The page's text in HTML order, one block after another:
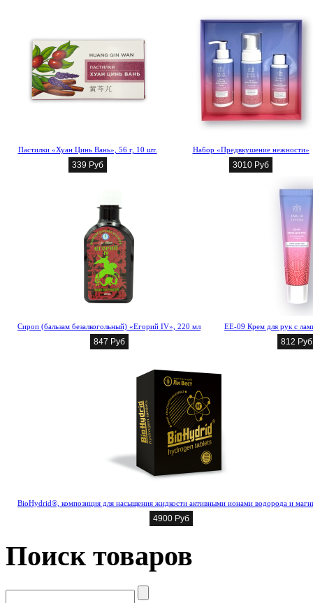
Пастилки «Хуан Цинь Вань», 56 г, 10 шт.
339 Руб
Набор «Предвкушение нежности»
3010 Руб
Сироп (бальзам безалкогольный) «Егорий IV», 220 мл
847 Руб
EE-09 Крем для рук с
812 Руб
BioHydrid®, композиция для насыщения жидкости активными ионами водорода и
4900 Руб
Поиск товаров